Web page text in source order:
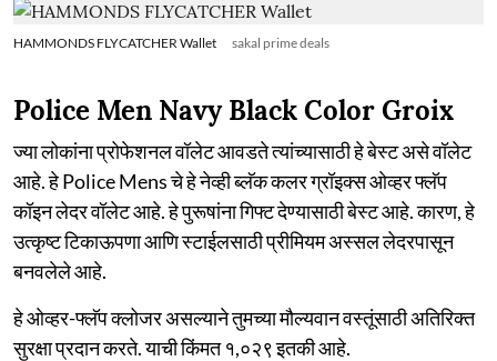
HAMMONDS FLYCATCHER Wallet sakal prime deals
Police Men Navy Black Color Groix
ज्या लोकांना प्रोफेशनल वॉलेट आवडते त्यांच्यासाठी हे बेस्ट असे वॉलेट
आहे. हे Police Mens चे हे नेव्ही ब्लॅक कलर ग्रॉइक्स ओव्हर फ्लॅप
कॉइन लेदर वॉलेट आहे. हे पुरूषांना गिफ्ट देण्यासाठी बेस्ट आहे. कारण, हे
उत्कृष्ट टिकाऊपणा आणि स्टाईलसाठी प्रीमियम अस्सल लेदरपासून
बनवलेले आहे.
हे ओव्हर-फ्लॅप क्लोजर असल्याने तुमच्या मौल्यवान वस्तूंसाठी अतिरिक्त
सुरक्षा प्रदान करते. याची किंमत १,०२९ इतकी आहे.